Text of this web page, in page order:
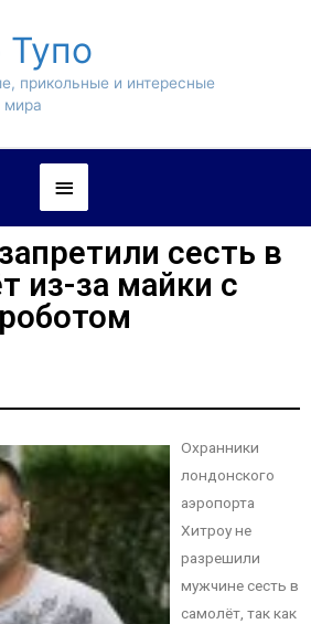
Тупо
прикольные и интересные
мира
сесть в
из-за майки с
роботом
Охранники
лондонского
аэропорта
Хитроу не
разрешили
мужчине сесть в
самолёт, так как